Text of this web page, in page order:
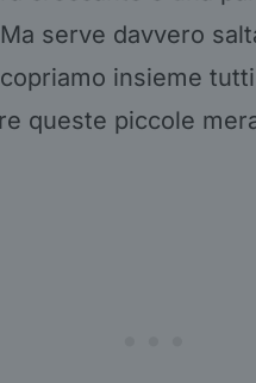
serve davvero
insieme
queste piccole